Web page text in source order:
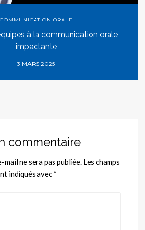
COMMUNICATION ORALE
à la communication orale
impactante
3 MARS 2025
commentaire
mail ne sera pas publiée. Les champs
indiqués avec *